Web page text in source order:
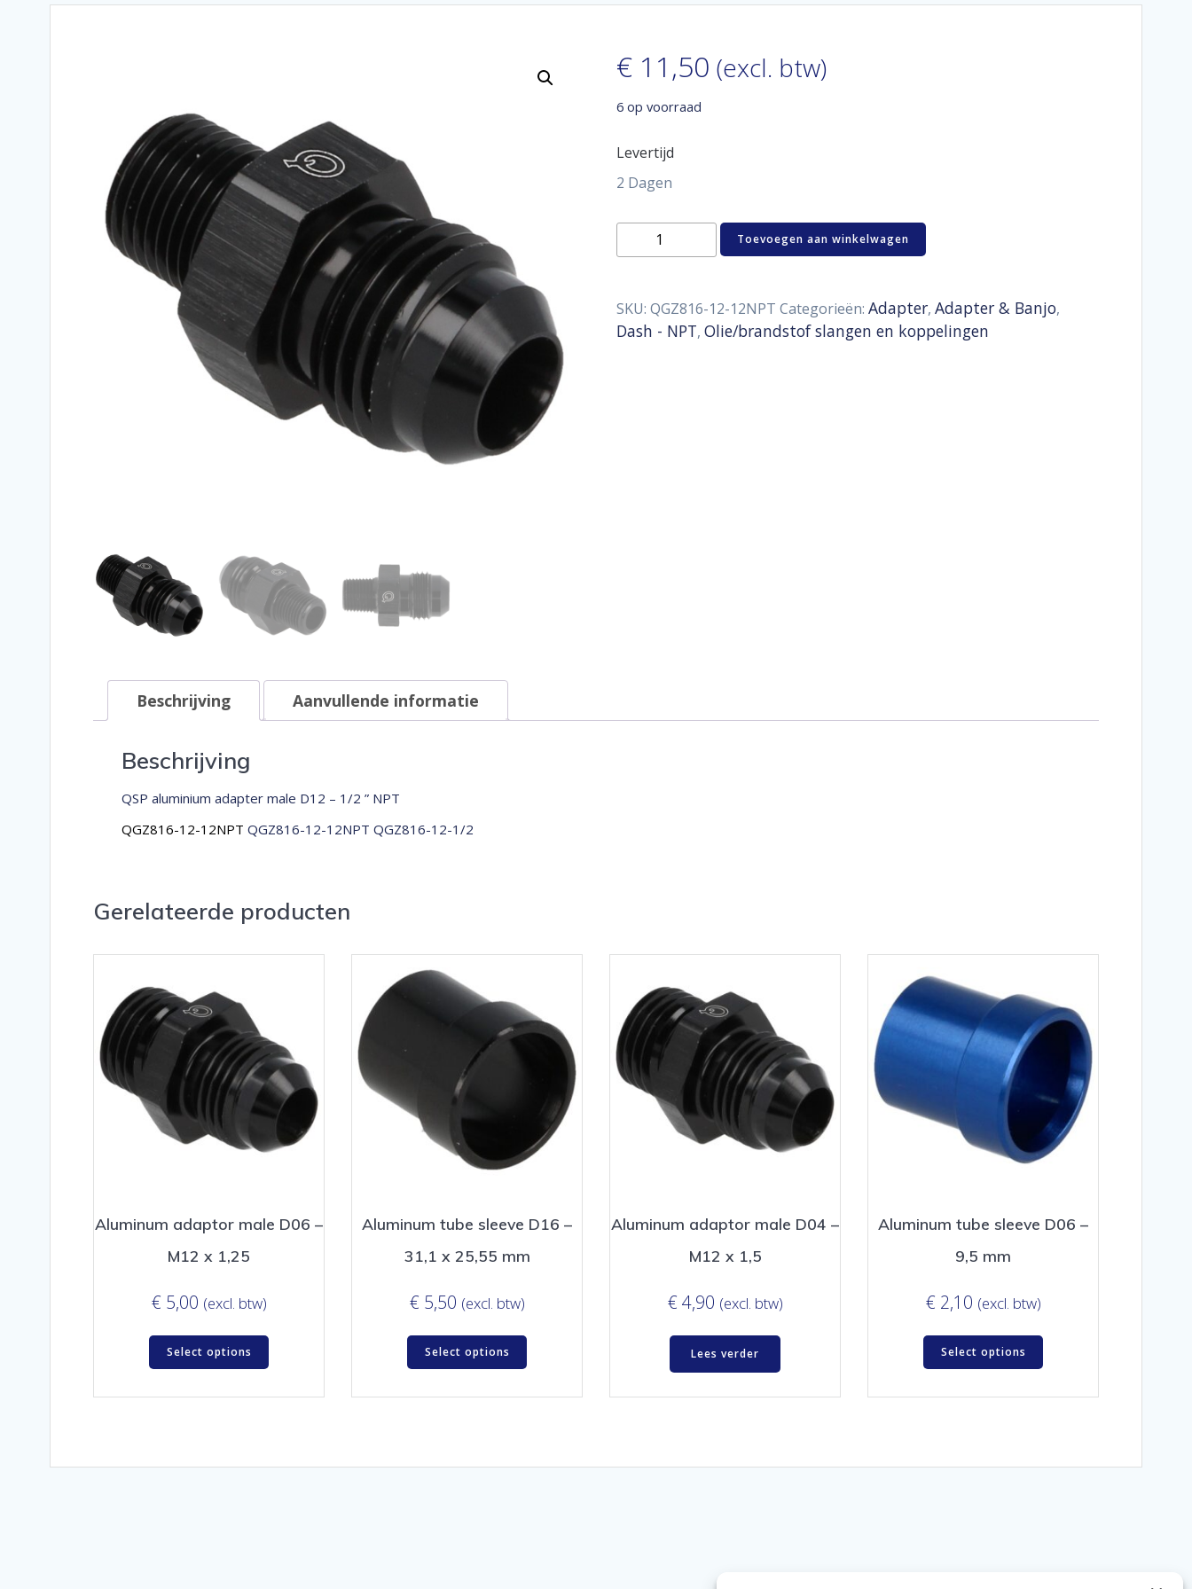
€11,50 (excl. btw)
6 op voorraad
Levertijd
2 Dagen
Aluminum
adaptor
-
1/2
"
Toevoegen aan winkelwagen
SKU: QGZ816-12-12NPT Categorieën: Adapter, Adapter & Banjo,
Dash - NPT, Olie/brandstof slangen en koppelingen
Beschrijving Aanvullende informatie
Beschrijving
QSP aluminium adapter male D12 – 1/2 ” NPT
QGZ816-12-12NPT QGZ816-12-12NPT QGZ816-12-1/2
Gerelateerde producten
Aluminum adaptor male D06 –
M12 x 1,25
€ 5,00 (excl. btw)
Select options
Aluminum tube sleeve D16 –
31,1 x 25,55 mm
€ 5,50 (excl. btw)
Select options
Aluminum adaptor male D04 –
M12 x 1,5
€ 4,90 (excl. btw)
Lees verder
Aluminum tube sleeve D06 –
9,5 mm
€ 2,10 (excl. btw)
Select options